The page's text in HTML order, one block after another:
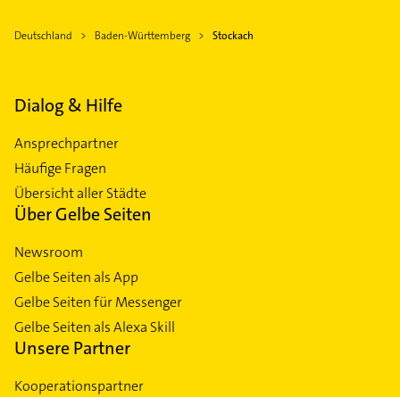
Deutschland Baden-Württemberg Stockach
Dialog & Hilfe
Ansprechpartner
Häufige Fragen
Übersicht aller Städte
Über Gelbe Seiten
Newsroom
Gelbe Seiten als App
Gelbe Seiten für Messenger
Gelbe Seiten als Alexa Skill
Unsere Partner
Kooperationspartner